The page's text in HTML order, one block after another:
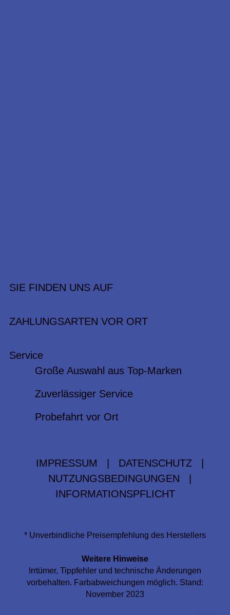
SIE FINDEN UNS AUF
ZAHLUNGSARTEN VOR ORT
Service
Große Auswahl aus Top-Marken
Zuverlässiger Service
Probefahrt vor Ort
IMPRESSUM DATENSCHUTZ
NUTZUNGSBEDINGUNGEN
INFORMATIONSPFLICHT
* Unverbindliche Preisempfehlung des Herstellers
Weitere Hinweise
Irrtümer, Tippfehler und technische Änderungen
vorbehalten. Farbabweichungen möglich. Stand:
November 2023